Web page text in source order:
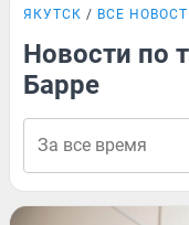
ЯКУТСК ВСЕ
Новости по
Барре